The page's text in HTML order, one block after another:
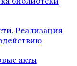
Реализация
акты